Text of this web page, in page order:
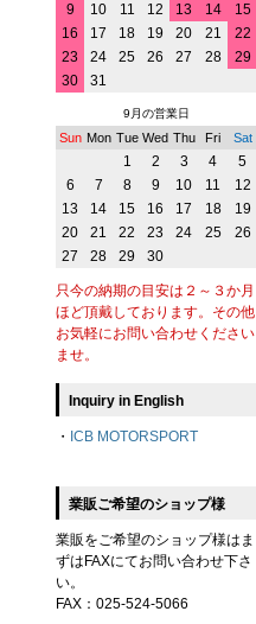
9
10 11 12 13 14
15
16
17 18 19 20 21
22
23
24 25 26 27 28
29
30
31
9月の営業日
Sun Mon Tue Wed Thu Fri Sat
1 2 3 4
5
6
7 8 9 10 11
12
13
14 15 16 17 18
19
20
21 22 23 24 25
26
27
28 29 30
只今の納期の目安は２～３か月
ほど頂戴しております。その他
お気軽にお問い合わせください
ませ。
Inquiry in English
・ ICB MOTORSPORT
業販ご希望のショップ様
業販をご希望のショップ様はま
ずはFAXにてお問い合わせ下さ
い。
FAX：025-524-5066